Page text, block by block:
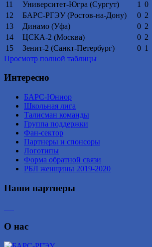
11 Университет-Югра (Сургут) 1 0
12
БАРС-РГЭУ (Ростов-на-Дону) 0 2
13
Динамо (Уфа) 0 2
14
ЦСКА-2 (Москва) 0 2
15
Зенит-2 (Санкт-Петербург) 0 1
Просмотр полной таблицы
Интересно
БАРС-Юниор
Школьная лига
Талисман команды
Группа поддержки
Фан-сектор
Партнеры и спонсоры
Логотипы
Форма обратной связи
РБЛ женщины 2019-2020
Наши партнеры
О нас